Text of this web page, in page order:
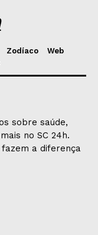
Zodíaco
Web
sobre saúde,
no SC 24h.
a diferença